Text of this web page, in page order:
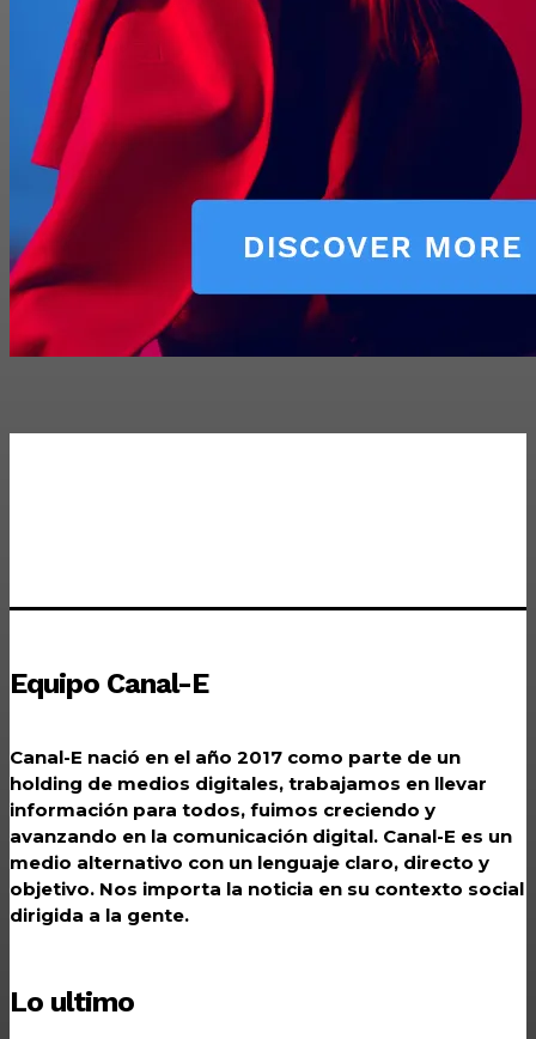
Equipo Canal-E
Canal-E nació en el año 2017 como parte de un
holding de medios digitales, trabajamos en llevar
información para todos, fuimos creciendo y
avanzando en la comunicación digital. Canal-E es un
medio alternativo con un lenguaje claro, directo y
objetivo. Nos importa la noticia en su contexto social
dirigida a la gente.
Lo ultimo